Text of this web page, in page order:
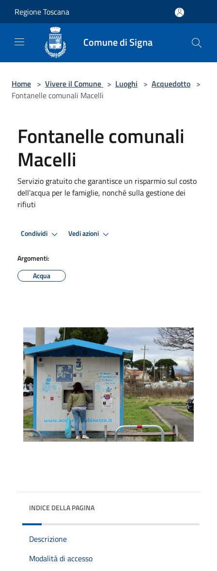
Regione Toscana
Comune di Signa
Home > Vivere il Comune > Luoghi > Acquedotto >
Fontanelle comunali Macelli
Fontanelle comunali
Macelli
Servizio gratuito che garantisce un risparmio sul costo
dell’acqua per le famiglie, nonché sulla gestione dei
rifiuti
Condividi Vedi azioni
Argomenti:
Acqua
INDICE DELLA PAGINA
Descrizione
Modalità di accesso